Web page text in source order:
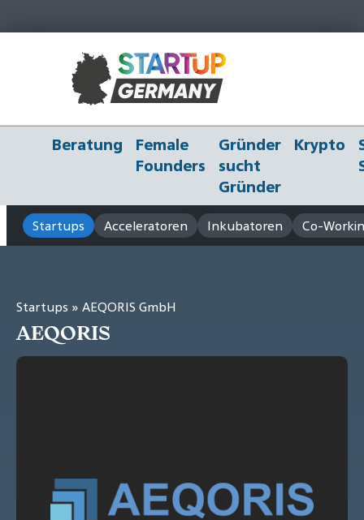
Beratung
Female
Founders
Gründer
sucht
Gründer
Krypto
Startups Acceleratoren Inkubatoren Co-
Startups » AEQORIS GmbH
AEQORIS